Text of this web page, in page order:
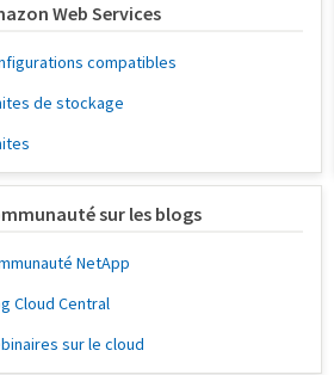
Web Services
compatibles
de stockage
sur les blogs
NetApp
Cloud Central
sur le cloud